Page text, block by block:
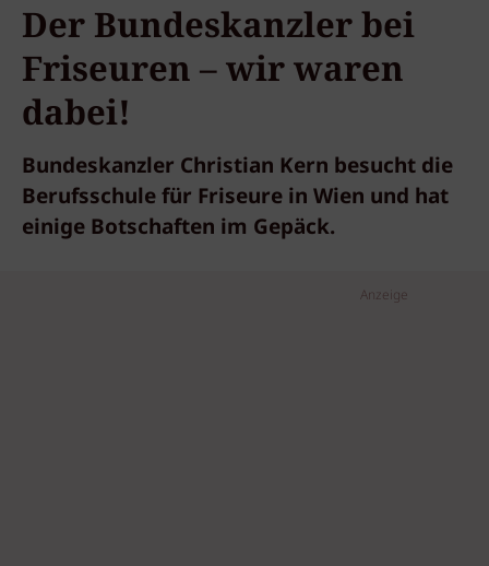
Der Bundeskanzler bei
Friseuren – wir waren
dabei!
Bundeskanzler Christian Kern besucht die
Berufsschule für Friseure in Wien und hat
einige Botschaften im Gepäck.
Anzeige